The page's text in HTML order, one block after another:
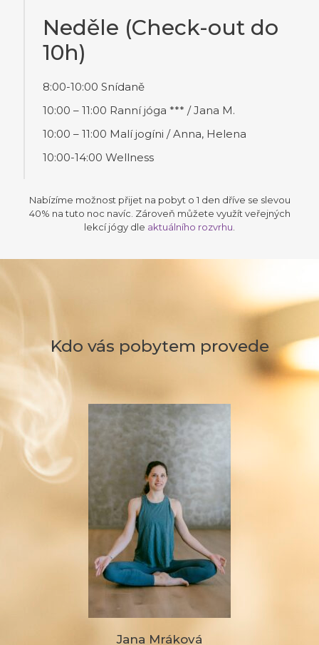
Neděle (Check-out do
10h)
8:00-10:00 Snídaně
10:00 – 11:00 Ranní jóga *** / Jana M.
10:00 – 11:00 Malí jogíni / Anna, Helena
10:00-14:00 Wellness
Nabízíme možnost přijet na pobyt o 1 den dříve se slevou
40% na tuto noc navíc. Zároveň můžete využít veřejných
lekcí jógy dle aktuálního rozvrhu
Kdo vás pobytem provede
Jana Mráková